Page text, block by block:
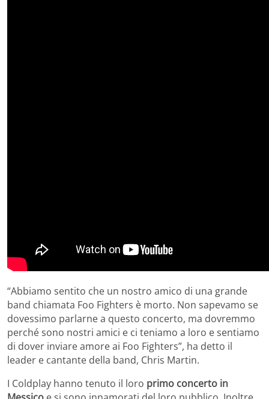
“Abbiamo sentito che un nostro amico di una grande
band chiamata Foo Fighters è morto. Non sapevamo se
dovessimo parlarne a questo concerto, ma dovremmo
perché sono nostri amici e ci teniamo a loro e sentiamo
di dover inviare amore ai Foo Fighters”, ha detto il
leader e cantante della band, Chris Martin.
I Coldplay hanno tenuto il loro primo concerto in